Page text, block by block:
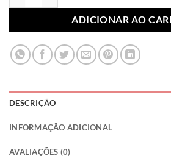
ADICIONAR AO
DESCRIÇÃO
INFORMAÇÃO ADICIONAL
AVALIAÇÕES (0)